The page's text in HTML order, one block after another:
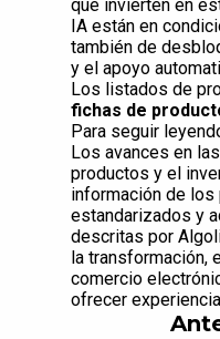
que invierten en
IA están en
también de
y el apoyo
Los listados de
fichas de
Para seguir
Los avances en
productos y el
información de
estandarizados y
descritas por
la transformación,
comercio
ofrecer